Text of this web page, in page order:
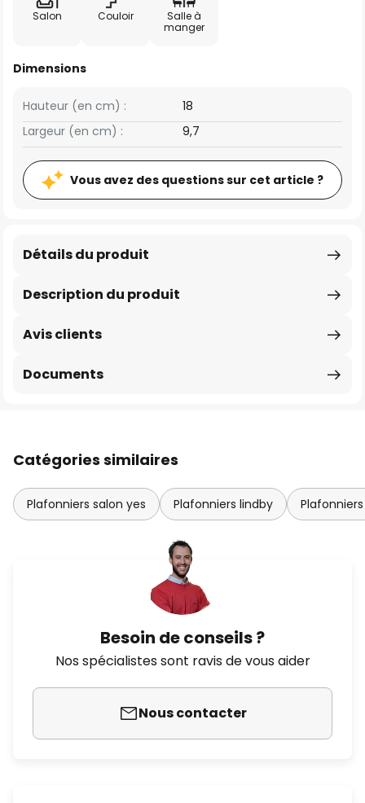
Salon Couloir
Salle à
manger
Dimensions
Largeur (en cm) : 9,7
Hauteur (en cm) : 18
Vous avez des questions sur cet article ?
Description du produit
Détails du produit
Avis clients
Documents
Catégories similaires
Plafonniers salon yes Plafonniers lindby
Besoin de conseils ?
Nos spécialistes sont ravis de vous aider
Nous contacter